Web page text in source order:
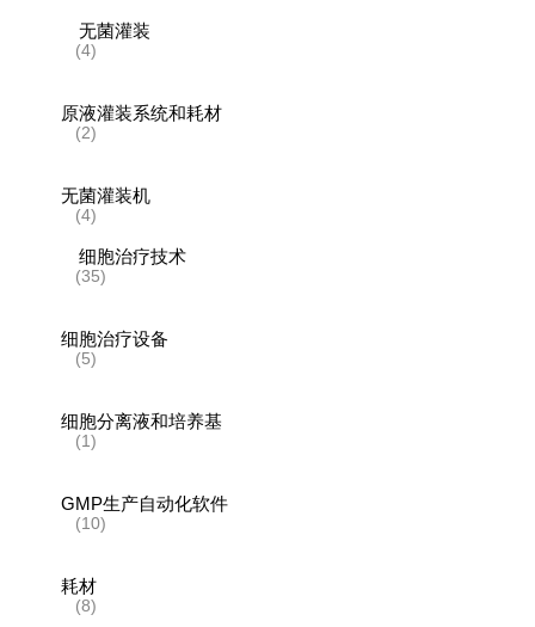
无菌灌装
(4)
原液灌装系统和耗材
(2)
无菌灌装机
(4)
细胞治疗技术
(35)
细胞治疗设备
(5)
细胞分离液和培养基
(1)
GMP生产自动化软件
(10)
耗材
(8)